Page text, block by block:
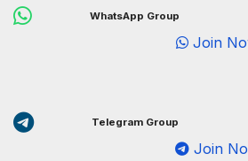
WhatsApp Group
Join
Telegram Group
Join